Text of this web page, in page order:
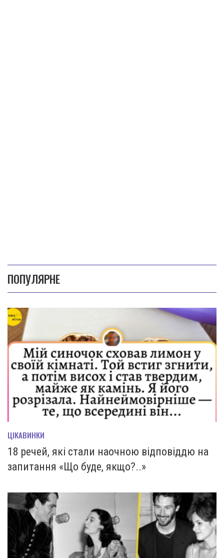
ПОПУЛЯРНЕ
ЦІКАВИНКИ
18 речей, які стали наочною відповіддю на
запитання «Що буде, якщо?..»